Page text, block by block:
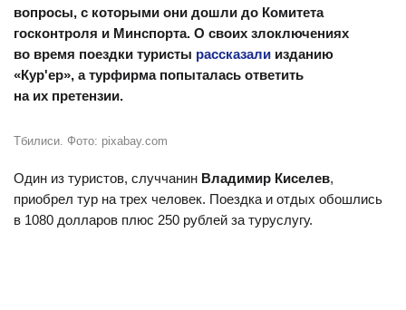
вопросы, с которыми они дошли до Комитета
госконтроля и Минспорта. О своих злоключениях
во время поездки туристы рассказали изданию
«Кур'ер», а турфирма попыталась ответить
на их претензии.
Тбилиси. Фото: pixabay.com
Один из туристов, случчанин Владимир Киселев,
приобрел тур на трех человек. Поездка и отдых обошлись
в 1080 долларов плюс 250 рублей за туруслугу.